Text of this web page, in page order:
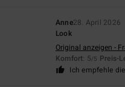
Anne28. April 2026
Look
Original anzeigen -
Komfort: 5/5 Preis-
Ich empfehle